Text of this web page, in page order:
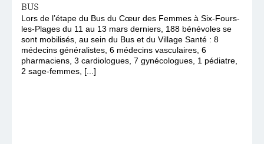
BUS
Lors de l’étape du Bus du Cœur des Femmes à Six-Fours-
les-Plages du 11 au 13 mars derniers, 188 bénévoles se
sont mobilisés, au sein du Bus et du Village Santé : 8
médecins généralistes, 6 médecins vasculaires, 6
pharmaciens, 3 cardiologues, 7 gynécologues, 1 pédiatre,
2 sage-femmes, [...]